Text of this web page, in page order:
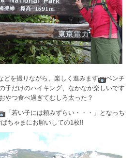
どを撮りながら、楽しく進みます
ベンチ
子だけのハイキング、なかなか楽しいです
やつ食べ過ぎてむしろ太った？
「若い子には頼みずらい・・・」となっち
ちゃまにお願いしての1枚!!